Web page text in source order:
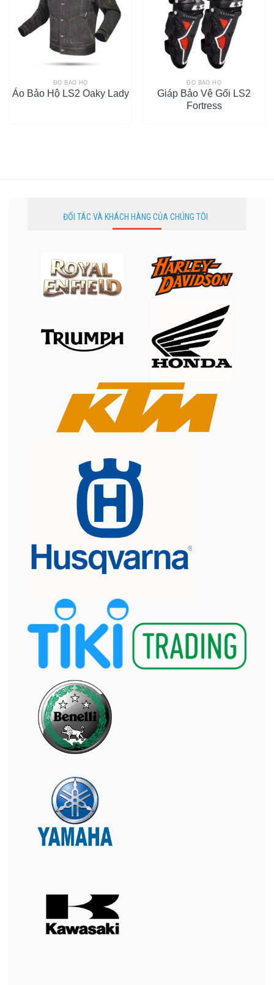
ĐỒ BẢO HỘ
Áo Bảo Hộ LS2 Oaky Lady
ĐỒ BẢO HỘ
Giáp Bảo Vệ Gối LS2
Fortress
ĐỐI TÁC VÀ KHÁCH HÀNG CỦA CHÚNG TÔI